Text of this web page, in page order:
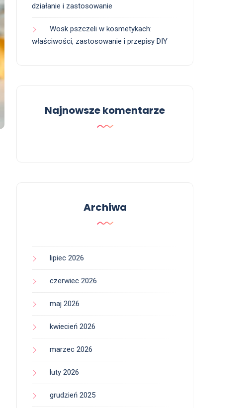
działanie i zastosowanie
Wosk pszczeli w kosmetykach:
właściwości, zastosowanie i przepisy DIY
Najnowsze komentarze
Archiwa
lipiec 2026
czerwiec 2026
maj 2026
kwiecień 2026
marzec 2026
luty 2026
grudzień 2025